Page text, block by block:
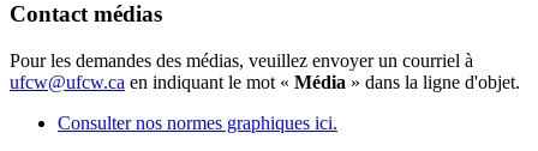
Contact médias
Pour les demandes des médias, veuillez envoyer un courriel à
ufcw@ufcw.ca en indiquant le mot « Média » dans la ligne d'objet.
Consulter nos normes graphiques ici.